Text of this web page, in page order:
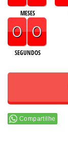
MESES
0 0
SEGUNDOS
Compartilhe